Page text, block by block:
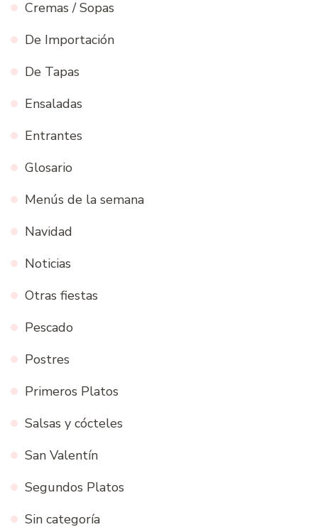
Cremas / Sopas
De Importación
De Tapas
Ensaladas
Entrantes
Glosario
Menús de la semana
Navidad
Noticias
Otras fiestas
Pescado
Postres
Primeros Platos
Salsas y cócteles
San Valentín
Segundos Platos
Sin categoría